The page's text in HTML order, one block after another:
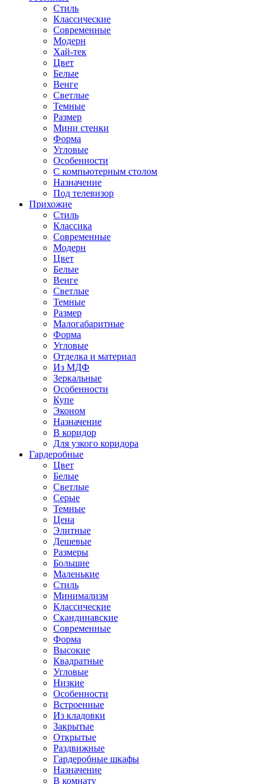
Стиль
Классические
Современные
Модерн
Хай-тек
Цвет
Белые
Венге
Светлые
Темные
Размер
Мини стенки
Форма
Угловые
Особенности
С компьютерным столом
Назначение
Под телевизор
Прихожие
Стиль
Классика
Современные
Модерн
Цвет
Белые
Венге
Светлые
Темные
Размер
Малогабаритные
Форма
Угловые
Отделка и материал
Из МДФ
Зеркальные
Особенности
Купе
Эконом
Назначение
В коридор
Для узкого коридора
Гардеробные
Цвет
Белые
Светлые
Серые
Темные
Цена
Элитные
Дешевые
Размеры
Большие
Маленькие
Стиль
Минимализм
Классические
Скандинавские
Современные
Форма
Высокие
Квадратные
Угловые
Низкие
Особенности
Встроенные
Из кладовки
Закрытые
Открытые
Раздвижные
Гардеробные шкафы
Назначение
В комнату